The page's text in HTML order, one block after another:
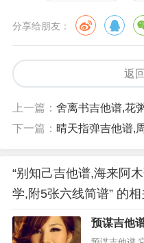
分享给朋友：
返
上一篇： 舍离书吉他谱,花粥
下一篇： 晴天指弹吉他谱,周杰伦歌
“别知己吉他谱,海来阿
学,附5张六线简谱” 的
预谋吉他
六线简谱